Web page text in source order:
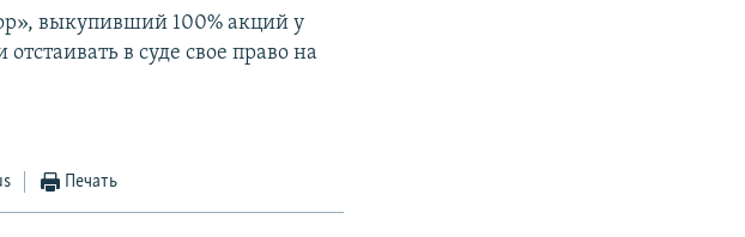
выкупивший 100% акций у
в суде свое право на
Печать